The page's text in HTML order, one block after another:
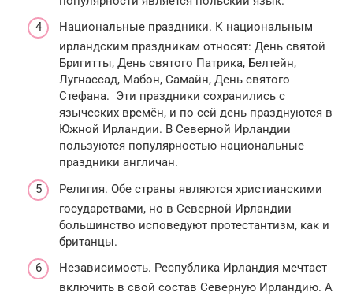
Национальные праздники. К национальным
ирландским праздникам относят: День святой
Бригитты, День святого Патрика, Белтейн,
Лугнассад, Мабон, Самайн, День святого
Стефана. Эти праздники сохранились с
языческих времён, и по сей день празднуются в
Южной Ирландии. В Северной Ирландии
пользуются популярностью национальные
праздники англичан.
Религия. Обе страны являются христианскими
государствами, но в Северной Ирландии
большинство исповедуют протестантизм, как и
британцы.
Независимость. Республика Ирландия мечтает
включить в свой состав Северную Ирландию. А